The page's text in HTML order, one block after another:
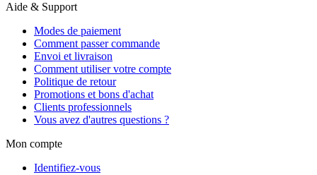
Aide & Support
Modes de paiement
Comment passer commande
Envoi et livraison
Comment utiliser votre compte
Politique de retour
Promotions et bons d'achat
Clients professionnels
Vous avez d'autres questions ?
Mon compte
Identifiez-vous